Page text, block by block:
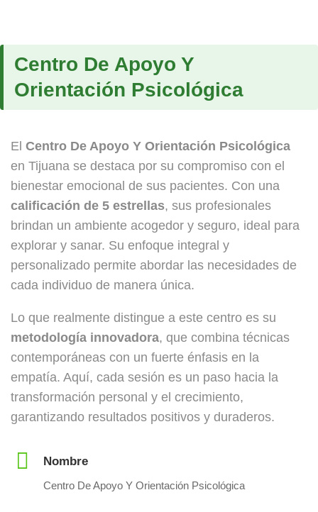
Centro De Apoyo Y
Orientación Psicológica
El Centro De Apoyo Y Orientación Psicológica
en Tijuana se destaca por su compromiso con el
bienestar emocional de sus pacientes. Con una
calificación de 5 estrellas, sus profesionales
brindan un ambiente acogedor y seguro, ideal para
explorar y sanar. Su enfoque integral y
personalizado permite abordar las necesidades de
cada individuo de manera única.
Lo que realmente distingue a este centro es su
metodología innovadora, que combina técnicas
contemporáneas con un fuerte énfasis en la
empatía. Aquí, cada sesión es un paso hacia la
transformación personal y el crecimiento,
garantizando resultados positivos y duraderos.
Nombre
Centro De Apoyo Y Orientación Psicológica